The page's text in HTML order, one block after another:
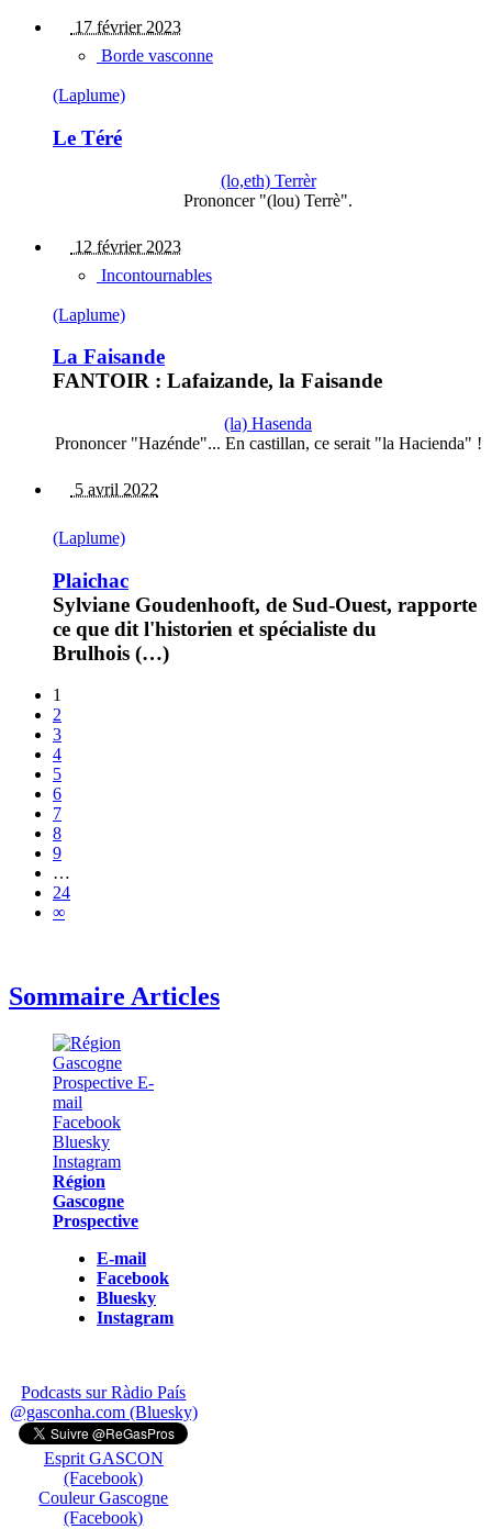
17 février 2023
Borde vasconne
(Laplume)
Le Téré
(lo,eth) Terrèr
Prononcer "(lou) Terrè".
12 février 2023
Incontournables
(Laplume)
La Faisande
FANTOIR : Lafaizande, la Faisande
(la) Hasenda
Prononcer "Hazénde"... En castillan, ce serait "la Hacienda" !
5 avril 2022
(Laplume)
Plaichac
Sylviane Goudenhooft, de Sud-Ouest, rapporte
ce que dit l'historien et spécialiste du
Brulhois (…)
1
2
3
4
5
6
7
8
9
…
24
∞
Sommaire Articles
Région
Gascogne
Prospective
E-mail
Facebook
Bluesky
Instagram
Podcasts sur Ràdio País
@gasconha.com (Bluesky)
Esprit GASCON
(Facebook)
Couleur Gascogne
(Facebook)